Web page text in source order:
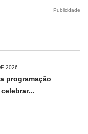
Publicidade
2026
programação